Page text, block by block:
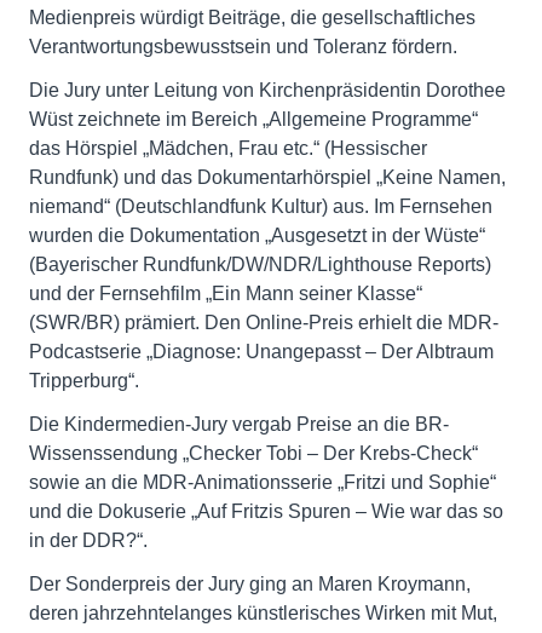
Medienpreis würdigt Beiträge, die gesellschaftliches
Verantwortungsbewusstsein und Toleranz fördern.
Die Jury unter Leitung von Kirchenpräsidentin Dorothee
Wüst zeichnete im Bereich „Allgemeine Programme“
das Hörspiel „Mädchen, Frau etc.“ (Hessischer
Rundfunk) und das Dokumentarhörspiel „Keine Namen,
niemand“ (Deutschlandfunk Kultur) aus. Im Fernsehen
wurden die Dokumentation „Ausgesetzt in der Wüste“
(Bayerischer Rundfunk/DW/NDR/Lighthouse Reports)
und der Fernsehfilm „Ein Mann seiner Klasse“
(SWR/BR) prämiert. Den Online-Preis erhielt die MDR-
Podcastserie „Diagnose: Unangepasst – Der Albtraum
Tripperburg“.
Die Kindermedien-Jury vergab Preise an die BR-
Wissenssendung „Checker Tobi – Der Krebs-Check“
sowie an die MDR-Animationsserie „Fritzi und Sophie“
und die Dokuserie „Auf Fritzis Spuren – Wie war das so
in der DDR?“.
Der Sonderpreis der Jury ging an Maren Kroymann,
deren jahrzehntelanges künstlerisches Wirken mit Mut,